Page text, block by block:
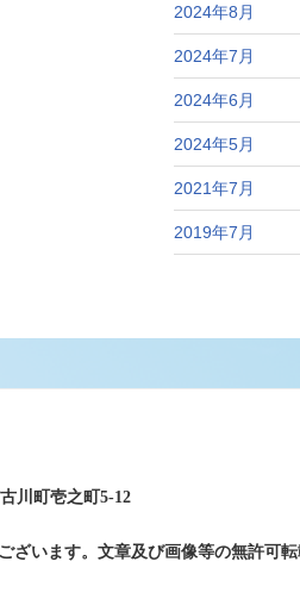
2024年8月
2024年7月
2024年6月
2024年5月
2021年7月
2019年7月
川町壱之町5-12
ざいます。文章及び画像等の無許可